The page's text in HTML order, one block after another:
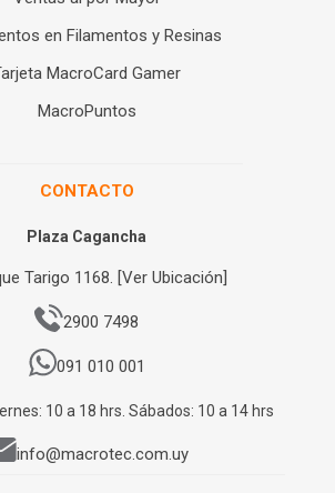
en Filamentos y Resinas
MacroCard Gamer
MacroPuntos
CONTACTO
Plaza Cagancha
Tarigo 1168. [Ver Ubicación]
2900 7498
091 010 001
10 a 18 hrs. Sábados: 10 a 14 hrs
info@macrotec.com.uy